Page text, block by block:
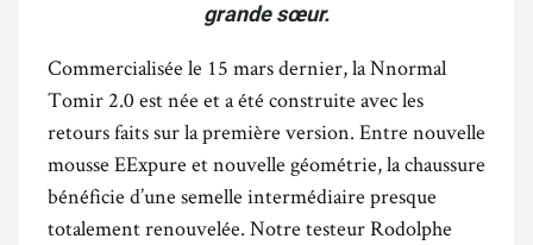
grande sœur.
Commercialisée le 15 mars dernier, la Nnormal
Tomir 2.0 est née et a été construite avec les
retours faits sur la première version. Entre nouvelle
mousse EExpure et nouvelle géométrie, la chaussure
bénéficie d’une semelle intermédiaire presque
totalement renouvelée. Notre testeur Rodolphe